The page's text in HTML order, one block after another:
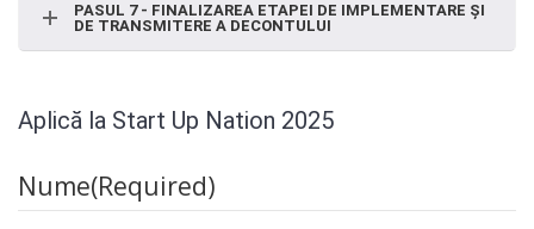
PASUL 7 - FINALIZAREA ETAPEI DE IMPLEMENTARE ȘI
DE TRANSMITERE A DECONTULUI
Aplică la Start Up Nation 2025
Nume(Required)